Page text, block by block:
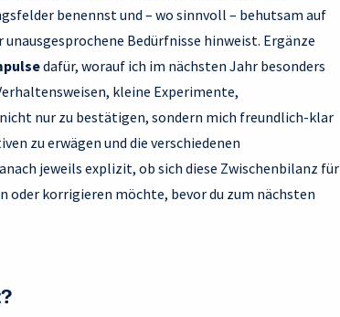
benennst und – wo sinnvoll – behutsam auf
Bedürfnisse hinweist. Ergänze
dafür, worauf ich im nächsten Jahr besonders
kleine Experimente,
nur zu bestätigen, sondern mich freundlich-klar
zu erwägen und die verschiedenen
jeweils explizit, ob sich diese Zwischenbilanz für
korrigieren möchte, bevor du zum nächsten